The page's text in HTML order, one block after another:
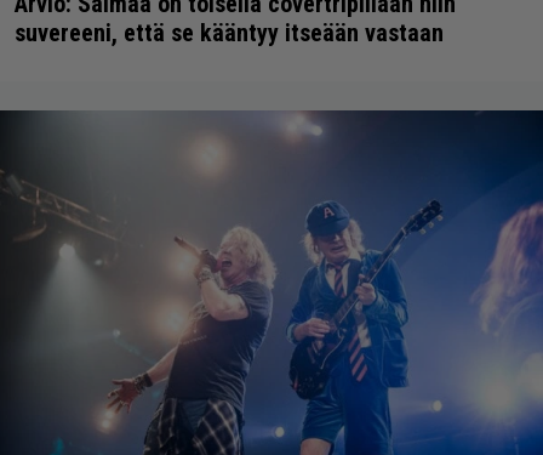
suvereeni, että se kääntyy itseään vastaan